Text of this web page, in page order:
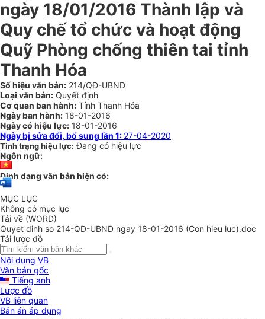
ngày 18/01/2016 Thành lập và
Quy chế tổ chức và hoạt động
Quỹ Phòng chống thiên tai tỉnh
Thanh Hóa
Số hiệu văn bản: 214/QĐ-UBND
Loại văn bản: Quyết định
Cơ quan ban hành: Tỉnh Thanh Hóa
Ngày ban hành: 18-01-2016
Ngày có hiệu lực: 18-01-2016
Ngày bị sửa đổi, bổ sung lần 1: 27-04-2020
Tình trạng hiệu lực: Đang có hiệu lực
Ngôn ngữ:
Định dạng văn bản hiện có:
MỤC LỤC
Không có mục lục
Tải về (WORD)
Quyet dinh so 214-QD-UBND ngay 18-01-2016 (Con hieu luc).doc
Tải lược đồ
Nội dung VB
Văn bản gốc
Tiếng anh
Lược đồ
VB liên quan
Bản án áp dụng